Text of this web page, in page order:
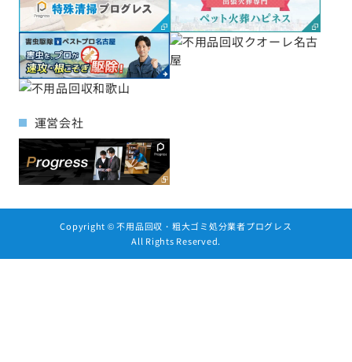
運営会社
Copyright ©不用品回収・粗大ゴミ処分業者プログレス
All Rights Reserved.